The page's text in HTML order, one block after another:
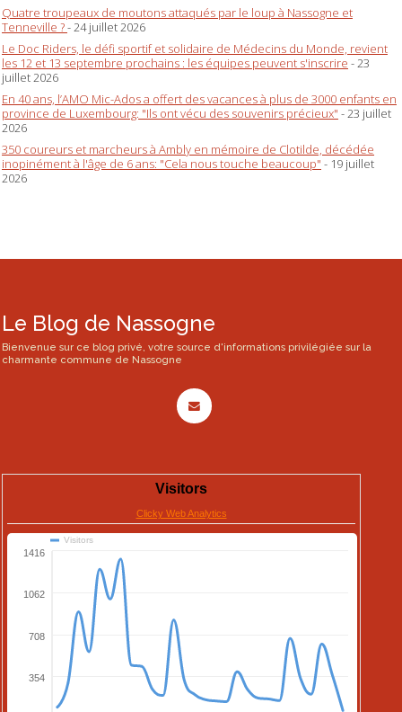
Quatre troupeaux de moutons attaqués par le loup à Nassogne et
Tenneville ?- 24 juillet 2026
Le Doc Riders, le défi sportif et solidaire de Médecins du Monde, revient
les 12 et 13 septembre prochains : les équipes peuvent s'inscrire - 23
juillet 2026
En 40 ans, l’AMO Mic-Ados a offert des vacances à plus de 3000 enfants en
province de Luxembourg: "Ils ont vécu des souvenirs précieux" - 23 juillet
2026
350 coureurs et marcheurs à Ambly en mémoire de Clotilde, décédée
inopinément à l'âge de 6 ans: "Cela nous touche beaucoup" - 19 juillet
2026
Le Blog de Nassogne
Bienvenue sur ce blog privé, votre source d'informations privilégiée sur la
charmante commune de Nassogne